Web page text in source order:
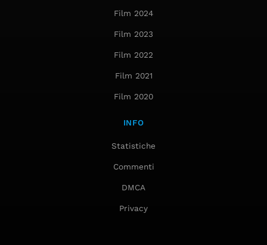
Film 2024
Film 2023
Film 2022
Film 2021
Film 2020
INFO
Statistiche
Commenti
DMCA
Privacy